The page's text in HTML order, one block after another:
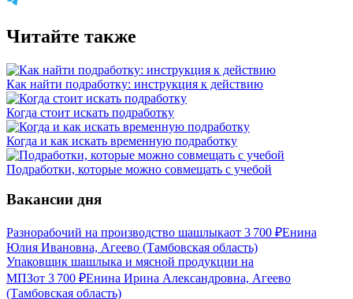
Читайте также
Как найти подработку: инструкция к действию
Когда стоит искать подработку
Когда и как искать временную подработку
Подработки, которые можно совмещать с учебой
Вакансии дня
Разнорабочий на производство шашлыкаот 3 700 ₽Енина
Юлия Ивановна, Агеево (Тамбовская область)
Упаковщик шашлыка и мясной продукции на
МПЗот 3 700 ₽Енина Ирина Александровна, Агеево
(Тамбовская область)